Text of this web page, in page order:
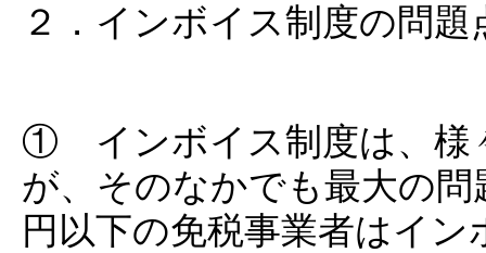
２．インボイス制度の問題
① インボイス制度は、様
が、そのなかでも最大の
円以下の免税事業者はイ